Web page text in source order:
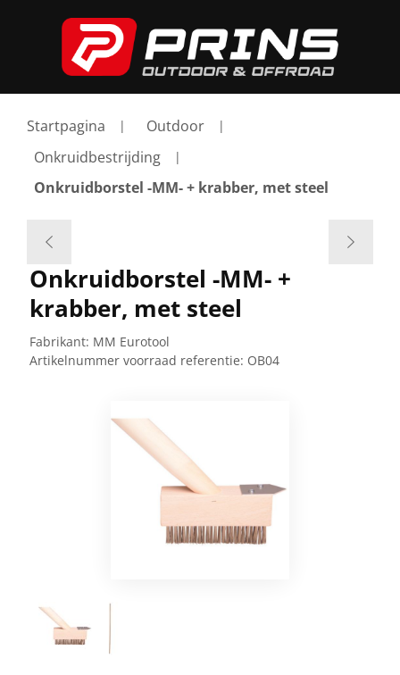
Startpagina
Outdoor
Onkruidbestrijding
Onkruidborstel -MM- + krabber, met steel
Onkruidborstel -MM- +
krabber, met steel
Fabrikant: MM Eurotool
Artikelnummer voorraad referentie: OB04